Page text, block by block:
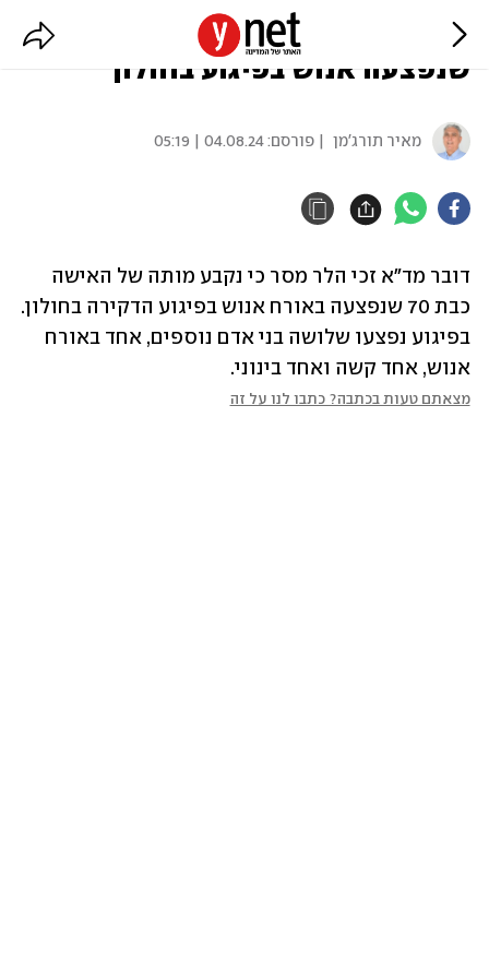
דובר מד"א: נקבע מותה של האישה
שנפצעה אנוש בפיגוע בחולון
מאיר תורג'מן | פורסם:04.08.24 | 05:19
אנוש, אחד קשה ואחד בינוני.
מצאתם טעות בכתבה? כתבו לנו על זה